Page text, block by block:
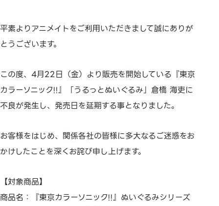
平素よりアニメイトをご利用いただきまして誠にありが
とうございます。
この度、4月22日（金）より販売を開始している『東京
カラーソニック!!』「うるっとぬいぐるみ」倉橋 海吏に
不良が発生し、発売日を延期する事となりました。
お客様をはじめ、関係各社の皆様に多大なるご迷惑をお
かけしたことを深くお詫び申し上げます。
【対象商品】
商品名：『東京カラーソニック!!』ぬいぐるみシリーズ